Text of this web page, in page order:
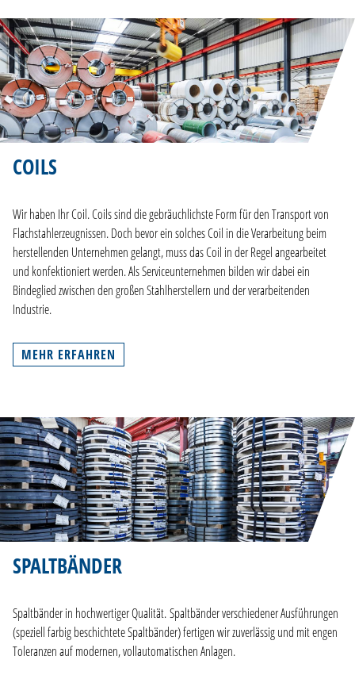
COILS
Wir haben Ihr Coil. Coils sind die gebräuchlichste Form für den Transport von
Flachstahlerzeugnissen. Doch bevor ein solches Coil in die Verarbeitung beim
herstellenden Unternehmen gelangt, muss das Coil in der Regel angearbeitet
und konfektioniert werden. Als Serviceunternehmen bilden wir dabei ein
Bindeglied zwischen den großen Stahlherstellern und der verarbeitenden
Industrie.
MEHR ERFAHREN
SPALTBÄNDER
Spaltbänder in hochwertiger Qualität. Spaltbänder verschiedener Ausführungen
(speziell farbig beschichtete Spaltbänder) fertigen wir zuverlässig und mit engen
Toleranzen auf modernen, vollautomatischen Anlagen.